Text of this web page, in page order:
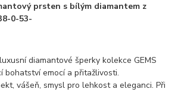
prsten s bílým diamantem z
0-53-
diamantové šperky kolekce GEMS
bohatství emocí a přitažlivosti.
vášeň, smysl pro lehkost a eleganci. Při